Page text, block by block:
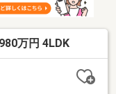
万円 4LDK